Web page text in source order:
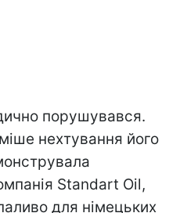
порушувався.
нехтування його
Standart Oil,
для німецьких